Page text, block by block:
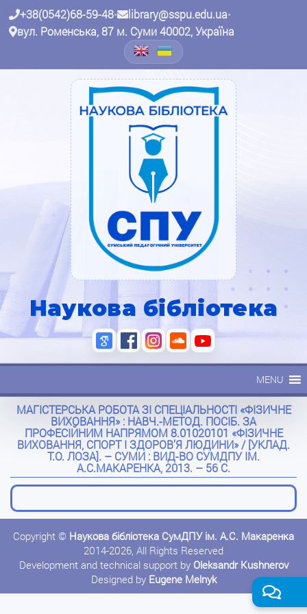
+38(0542)68-59-48• library@sspu.edu.ua•
вул. Роменська, 87 м. Суми 40002, Україна
Наукова бібліотека
MENU
МАГІСТЕРСЬКА РОБОТА ЗІ СПЕЦІАЛЬНОСТІ «ФІЗИЧНЕ
ВИХОВАННЯ» : НАВЧ.-МЕТОД. ПОСІБ. ЗА
ПРОФЕСІЙНИМ НАПРЯМОМ 8.01020101 «ФІЗИЧНЕ
ВИХОВАННЯ, СПОРТ І ЗДОРОВ’Я ЛЮДИНИ» / [УКЛАД.
Т.О. ЛОЗА]. – СУМИ : ВИД-ВО СУМДПУ ІМ.
А.С.МАКАРЕНКА, 2013. – 56 С.
Copyright © Наукова бібліотека СумДПУ ім. А.С. Макаренка
2014-2026, All Rights Reserved
Development and technical support by Oleksandr Kushnerov
Designed by Eugene Melnyk